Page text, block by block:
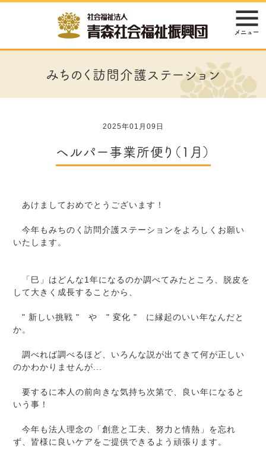
みちのく訪問介護ステーション
2025年01月09日
ヘルパー事業所便り（1月）
あけましておめでとうございます！
今年もみちのく訪問介護ステーションをよろしくお願い
いたします。
「巳」はどんな1年になるのか調べてみたところ、脱皮を
して大きく成長することから、
" 新しい挑戦 " や " 変化 " に縁起のいい年なんだと
か。
調べれば調べるほど、いろんな説が出てきて何が正しい
のかわかりませんが...
要するに本人の前向きな気持ち次第で、良い年になると
いう事！
今年も法人理念の「創意と工夫、努力と情熱」を忘れ
ず、皆様に良いケアをご提供できるよう頑張ります。